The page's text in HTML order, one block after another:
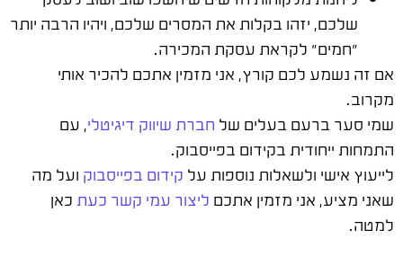
שלכם, יזהו בקלות את המסרים שלכם, ויהיו הרבה יותר
"חמים" לקראת עסקת המכירה.
אם זה נשמע לכם קורץ, אני מזמין אתכם להכיר אותי
מקרוב.
שמי סער ברעם בעלים של חברת שיווק דיגיטלי, עם
התמחות ייחודית בקידום בפייסבוק.
לייעוץ אישי ולשאלות נוספות על קידום בפייסבוק ועל מה
שאני מציע, אני מזמין אתכם ליצור עמי קשר כעת כאן
למטה.